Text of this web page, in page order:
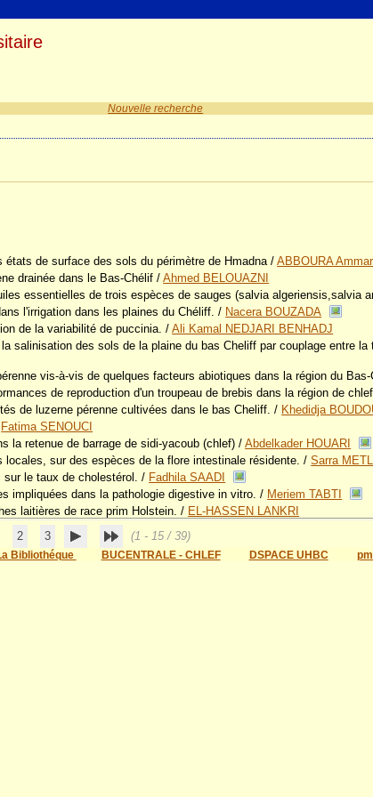
Nouvelle recherche
de surface des sols du périmètre de Hmadna/ABBOURA Ammar
drainée dans le Bas-Chélif /Ahmed BELOUAZNI
essentielles de trois espèces de sauges (salvia algeriensis,salvia
l'irrigation dans les plaines du Chéliff. / Nacera BOUZADA
de la variabilité de puccinia. /Ali Kamal NEDJARI BENHADJ
salinisation des sols de la plaine du bas Cheliff par couplage entre
vis-à-vis de quelques facteurs abiotiques dans la région du Bas-
de reproduction d'un troupeau de brebis dans la région de chlef
de luzerne pérenne cultivées dans le bas Cheliff. / Khedidja
Fatima SENOUCI
la retenue de barrage de sidi-yacoub (chlef) /Abdelkader HOUARI
sur des espèces de la flore intestinale résidente. /Sarra
le taux de cholestérol. / Fadhila SAADI
impliquées dans la pathologie digestive in vitro. / Meriem TABTI
laitières de race prim Holstein. / EL-HASSEN LANKRI
2 3 (1 - 15 / 39)
Bibliothéque BUCENTRALE - CHLEF DSPACE UHBC